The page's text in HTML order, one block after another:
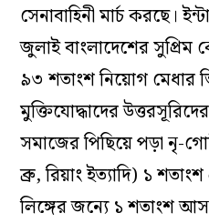
সেনাবাহিনী মার্চ করছে।
জুলাই বাংলাদেশের সুপ্রিম
৯৩ শতাংশ নিয়োগ মেধার
মুক্তিযোদ্ধাদের
সমাজের পিছিয়ে পড়া নৃ-
ব্রু, রিয়াং ইত্যাদি) ১
লিঙ্গের জন্যে ১ শতাংশ